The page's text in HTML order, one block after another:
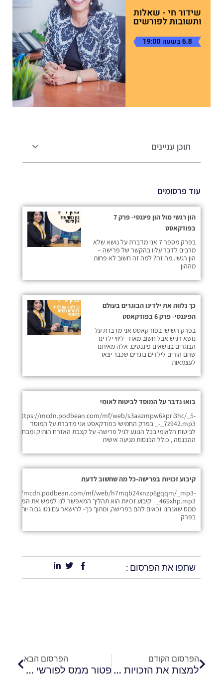
תוכן עניינים
עוד פרסומים
הון רגשי מול הון פיננסי- פרק 7
בפודקאסט
בפרק מספר 7 אני מדברת על נושא שלא
מרבים לדבר עליו בהקשר של פרישה –
הון רגשי. מה זה? למה זה חשוב לא פחות
מההון
כך נלווה את ילדינו הבוגרים בעולם
הפיננסי- פרק 6 בפודקאסט
בפרק השישי בפודקאסט אני מדברת על
נושא רגיש אבל חשוב מאוד- ליווי ילדינו
הבוגרים בנושאים פיננסים. אלה מאיתנו
שהם הורים לילדים בוגרים שכבר יצאו
לעצמאות
בואו נדבר על המוסד לביטוח לאומי
https://mcdn.podbean.com/mf/web/s3aazmpw6kpri3hc/_5-
_-_7z942.mp3 בפרק החמישי בפודקאסט אני מדברת על המוסד
לביטוח הלאומי בכל הנוגע לגיל פרישה- על קצבת האזרח הותיק ומבחני
ההכנסה , כולל הכנסות מגיעה אישית
קיבוע זכויות בפרישה-כל מה שחשוב לדעת
https://mcdn.podbean.com/mf/web/h7mqb24xnzp6gqqm/_mp3-
_469xhp.mp3 קיבוע זכויות הוא תהליך המאפשר לנו לממש את הפטורים
ממס שאנחנו זכאים להם בפרישה, ומתוך כך- להישאר עם נטו גבוה יותר ביד.
בפרק
שתפו את הפרסום :
הפרסום הקודם
למצות את הזכויות ולקבל את הכספים שלכם לקראת גיל פרישה
הפרסום הבא
פטור ממס לפורשי כוחות הביטחון וצה"ל